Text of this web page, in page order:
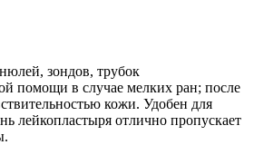
зондов, трубок
помощи в случае мелких ран; после
кожи. Удобен для
лейкопластыря отлично пропускает